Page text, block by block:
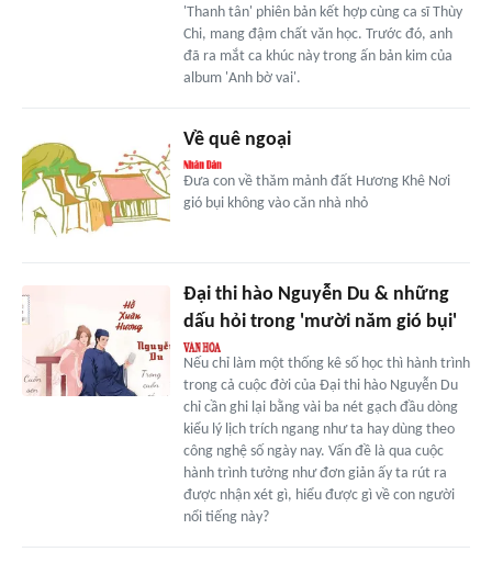
'Thanh tân' phiên bản kết hợp cùng ca sĩ Thùy
Chi, mang đậm chất văn học. Trước đó, anh
đã ra mắt ca khúc này trong ấn bản kim của
album 'Anh bờ vai'.
Về quê ngoại
Đưa con về thăm mảnh đất Hương Khê Nơi
gió bụi không vào căn nhà nhỏ
Đại thi hào Nguyễn Du & những
dấu hỏi trong 'mười năm gió bụi'
Nếu chỉ làm một thống kê số học thì hành trình
trong cả cuộc đời của Đại thi hào Nguyễn Du
chỉ cần ghi lại bằng vài ba nét gạch đầu dòng
kiểu lý lịch trích ngang như ta hay dùng theo
công nghệ số ngày nay. Vấn đề là qua cuộc
hành trình tưởng như đơn giản ấy ta rút ra
được nhận xét gì, hiểu được gì về con người
nổi tiếng này?